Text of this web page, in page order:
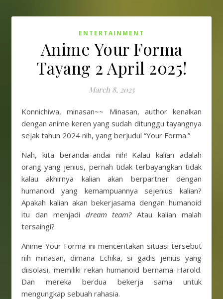
ENTERTAINMENT
Anime Your Forma
Tayang 2 April 2025!
March 8, 2025
Konnichiwa, minasan~~ Minasan, author kenalkan
dengan anime keren yang sudah ditunggu tayangnya
sejak tahun 2024 nih, yang berjudul “Your Forma.”
Nah, kita berandai-andai nih! Kalau kalian adalah
orang yang jenius, pernah tidak terbayangkan tidak
kalau akhirnya kalian akan berpartner dengan
humanoid yang kemampuannya sejenius kalian?
Apakah kalian akan bekerjasama dengan humanoid
itu dan menjadi dream team?Atau kalian malah
tersaingi?
Anime Your Forma ini menceritakan situasi tersebut
nih minasan, dimana Echika, si gadis jenius yang
diisolasi, memiliki rekan humanoid bernama Harold.
Dan mereka berdua bekerja sama untuk
mengungkap sebuah rahasia.